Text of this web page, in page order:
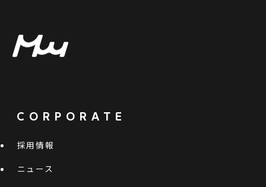
CORPORATE
採用情報
ニュース